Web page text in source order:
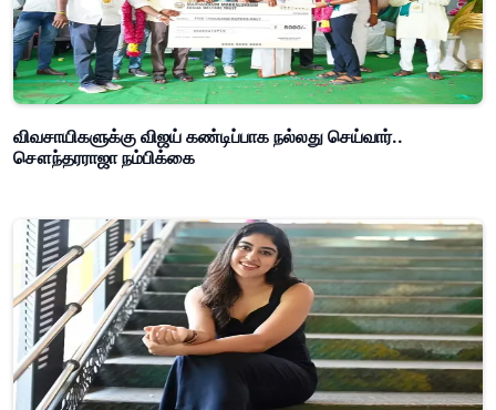
விவசாயிகளுக்கு விஜய் கண்டிப்பாக நல்லது செய்வார்..
சௌந்தரராஜா நம்பிக்கை